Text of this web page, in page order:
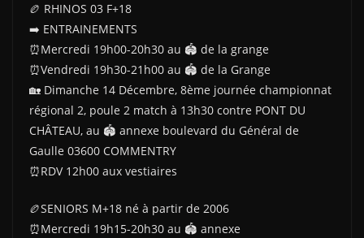
🏉 RHINOS 03 F+18
➡️ ENTRAINEMENTS
⏰Mercredi 19h00-20h30 au 🏟 de la grange
⏰Vendredi 19h30-21h00 au 🏟 de la Grange
🏡 Dimanche 14 Décembre, 8ème journée championnat
régional 2, poule 2 match à 13h30 contre PONT DU
CHÂTEAU, au 🏟 annexe boulevard du Général de
Gaulle 03600 COMMENTRY
⏰️RDV 12h00 aux vestiaires
🏉SENIORS M+18 né à partir de 2006
⏰️Mercredi 19h15-20h30 au 🏟 annexe